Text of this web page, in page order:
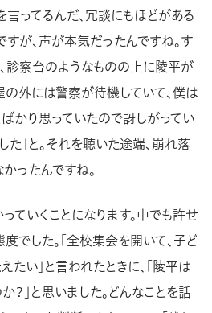
言ってるんだ、冗談にもほどがある
すが、声が本気だったんですね。す
診察台のようなものの上に陵平が
の外には警察が待機していて、僕は
かり思っていたので訝しがってい
た」と。それを聴いた途端、崩れ落
ったんですね。
ていくことになります。中でも許せ
でした。「全校集会を開いて、子ど
い」と言われたときに、「陵平は
」と思いました。どんなことを話